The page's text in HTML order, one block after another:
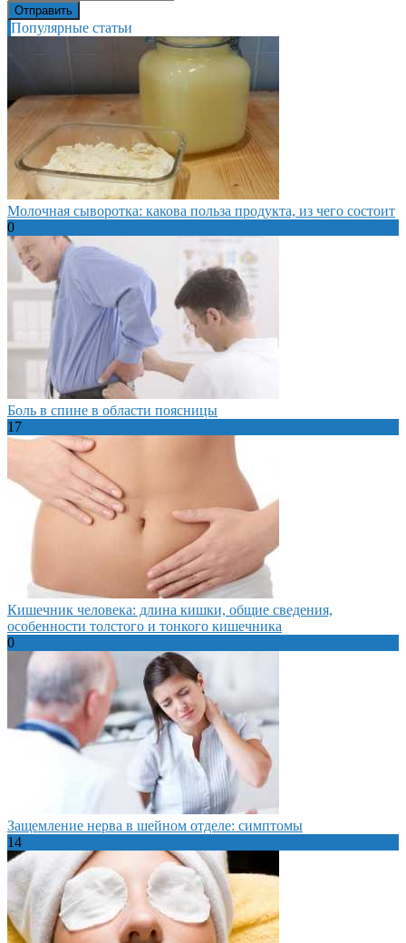
Популярные статьи
Молочная сыворотка: какова польза продукта, из чего состоит
0
Боль в спине в области поясницы
17
Кишечник человека: длина кишки, общие сведения,
особенности толстого и тонкого кишечника
0
Защемление нерва в шейном отделе: симптомы
14